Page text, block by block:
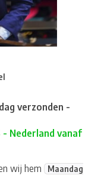
verzonden -
Nederland vanaf
wij hem
Maandag